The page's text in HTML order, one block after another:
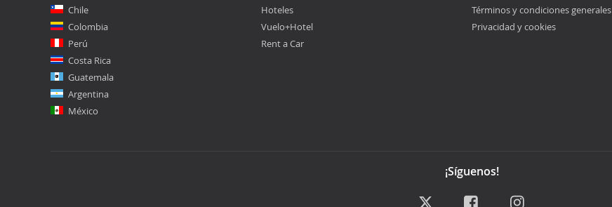
Chile
Colombia
Perú
Costa Rica
Guatemala
Argentina
México
Hoteles
Vuelo+Hotel
Rent a Car
Términos y condiciones generales
Privacidad y cookies
¡Síguenos!